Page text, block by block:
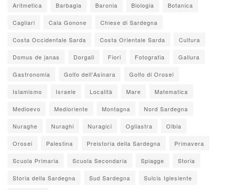
Aritmetica Barbagia Baronia Biologia Botanica
Cagliari Cala Gonone Chiese di Sardegna
Costa Occidentale Sarda Costa Orientale Sarda Cultura
Domus de janas Dorgali Fiori Fotografia Gallura
Gastronomia Golfo dell'Asinara Golfo di Orosei
Islamismo Israele Località Mare Matematica
Medioevo Medioriente Montagna Nord Sardegna
Nuraghe Nuraghi Nuragici Ogliastra Olbia
Orosei Palestina Preistoria della Sardegna Primavera
Scuola Primaria Scuola Secondaria Spiagge Storia
Storia della Sardegna Sud Sardegna Sulcis Iglesiente